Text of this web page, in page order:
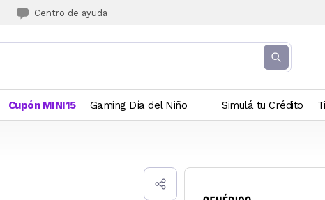
Centro de ayuda
Cupón MINI15 Gaming Día del Niño Simulá tu Crédito